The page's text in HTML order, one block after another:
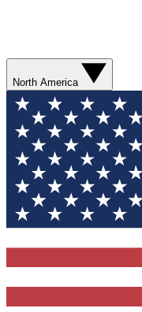
North America